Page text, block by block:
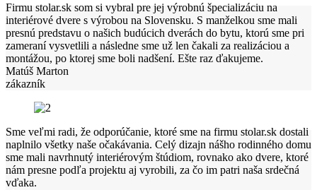
Firmu stolar.sk som si vybral pre jej výrobnú špecializáciu na
interiérové dvere s výrobou na Slovensku. S manželkou sme mali
presnú predstavu o našich budúcich dverách do bytu, ktorú sme pri
zameraní vysvetlili a následne sme už len čakali za realizáciou a
montážou, po ktorej sme boli nadšení. Ešte raz ďakujeme.
Matúš Marton
zákazník
Sme veľmi radi, že odporúčanie, ktoré sme na firmu stolar.sk dostali
naplnilo všetky naše očakávania. Celý dizajn nášho rodinného domu
sme mali navrhnutý interiérovým štúdiom, rovnako ako dvere, ktoré
nám presne podľa projektu aj vyrobili, za čo im patri naša srdečná
vďaka.